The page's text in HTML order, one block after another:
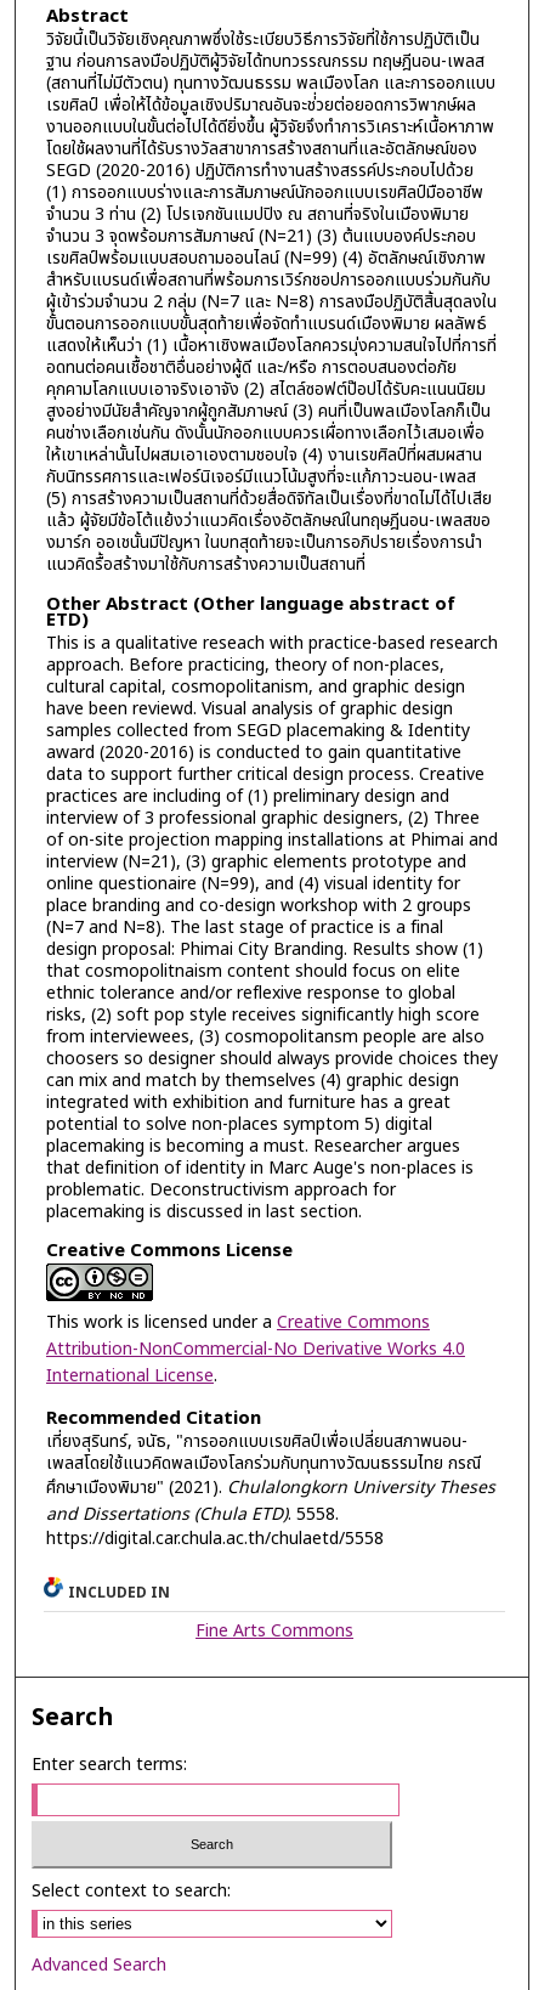
Abstract
วิจัยนี้เป็นวิจัยเชิงคุณภาพซึ่งใช้ระเบียบวิธีการวิจัยที่ใช้การปฏิบัติเป็น
ฐาน ก่อนการลงมือปฏิบัติผู้วิจัยได้ทบทวรรณกรรม ทฤษฎีนอน-เพลส
(สถานที่ไม่มีตัวตน) ทุนทางวัฒนธรรม พลเมืองโลก และการออกแบบ
เรขศิลป์ เพื่อให้ได้ข้อมูลเชิงปริมาณอันจะช่่วยต่อยอดการวิพากษ์ผล
งานออกแบบในขั้นต่อไปได้ดียิ่งขึ้น ผู้วิจัยจึงทำการวิเคราะห์เนื้อหาภาพ
โดยใช้ผลงานที่ได้รับรางวัลสาขาการสร้างสถานที่และอัตลักษณ์ของ
SEGD (2020-2016) ปฏิบัติการทำงานสร้างสรรค์ประกอบไปด้วย
(1) การออกแบบร่างและการสัมภาษณ์นักออกแบบเรขศิลป์มืออาชีพ
จำนวน 3 ท่าน (2) โปรเจกชันแมปปิง ณ สถานที่จริงในเมืองพิมาย
จำนวน 3 จุดพร้อมการสัมภาษณ์ (N=21) (3) ต้นแบบองค์ประกอบ
เรขศิลป์พร้อมแบบสอบถามออนไลน์ (N=99) (4) อัตลักษณ์เชิงภาพ
สำหรับแบรนด์เพื่อสถานที่พร้อมการเวิร์กชอปการออกแบบร่วมกันกับ
ผู้เข้าร่วมจำนวน 2 กลุ่ม (N=7 และ N=8) การลงมือปฏิบัติสิ้นสุดลงใน
ขั้นตอนการออกแบบขั้นสุดท้ายเพื่อจัดทำแบรนด์เมืองพิมาย ผลลัพธ์
แสดงให้เห็นว่า (1) เนื้อหาเชิงพลเมืองโลกควรมุ่งความสนใจไปที่การที่
อดทนต่อคนเชื้อชาติอื่นอย่างผู้ดี และ/หรือ การตอบสนองต่อภัย
คุกคามโลกแบบเอาจริงเอาจัง (2) สไตล์ซอฟต์ป๊อปได้รับคะแนนนิยม
สูงอย่างมีนัยสำคัญจากผู้ถูกสัมภาษณ์ (3) คนที่เป็นพลเมืองโลกก็เป็น
คนช่างเลือกเช่นกัน ดังนั้นนักออกแบบควรเผื่อทางเลือกไว้เสมอเพื่อ
ให้เขาเหล่านั้นไปผสมเอาเองตามชอบใจ (4) งานเรขศิลป์ที่ผสมผสาน
กับนิทรรศการและเฟอร์นิเจอร์มีแนวโน้มสูงที่จะแก้ภาวะนอน-เพลส
(5) การสร้างความเป็นสถานที่ด้วยสื่อดิจิทัลเป็นเรื่องที่ขาดไม่ได้ไปเสีย
แล้ว ผู้จัยมีข้อโต้แย้งว่าแนวคิดเรื่องอัตลักษณ์ในทฤษฎีนอน-เพลสขอ
งมาร์ก ออเชนั้นมีปัญหา ในบทสุดท้ายจะเป็นการอภิปรายเรื่องการนำ
แนวคิดรื้อสร้างมาใช้กับการสร้างความเป็นสถานที่
Other Abstract (Other language abstract of
ETD)
This is a qualitative reseach with practice-based research
approach. Before practicing, theory of non-places,
cultural capital, cosmopolitanism, and graphic design
have been reviewd. Visual analysis of graphic design
samples collected from SEGD placemaking & Identity
award (2020-2016) is conducted to gain quantitative
data to support further critical design process. Creative
practices are including of (1) preliminary design and
interview of 3 professional graphic designers, (2) Three
of on-site projection mapping installations at Phimai and
interview (N=21), (3) graphic elements prototype and
online questionaire (N=99), and (4) visual identity for
place branding and co-design workshop with 2 groups
(N=7 and N=8). The last stage of practice is a final
design proposal: Phimai City Branding. Results show (1)
that cosmopolitnaism content should focus on elite
ethnic tolerance and/or reflexive response to global
risks, (2) soft pop style receives significantly high score
from interviewees, (3) cosmopolitansm people are also
choosers so designer should always provide choices they
can mix and match by themselves (4) graphic design
integrated with exhibition and furniture has a great
potential to solve non-places symptom 5) digital
placemaking is becoming a must. Researcher argues
that definition of identity in Marc Auge's non-places is
problematic. Deconstructivism approach for
placemaking is discussed in last section.
Creative Commons License
This work is licensed under a Creative Commons
Attribution-NonCommercial-No Derivative Works 4.0
International License.
Recommended Citation
เที่ยงสุรินทร์, จนัธ, "การออกแบบเรขศิลป์เพื่อเปลี่ยนสภาพนอน-
เพลสโดยใช้แนวคิดพลเมืองโลกร่วมกับทุนทางวัฒนธรรมไทย กรณี
ศึกษาเมืองพิมาย" (2021). Chulalongkorn University Theses
and Dissertations (Chula ETD). 5558.
https://digital.car.chula.ac.th/chulaetd/5558
INCLUDED IN
Fine Arts Commons
Search
Enter search terms:
Select context to search:
Advanced Search